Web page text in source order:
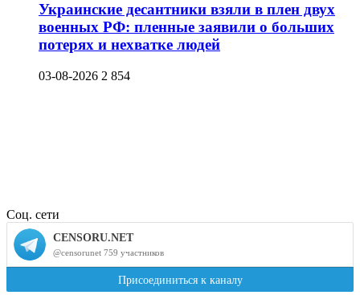
Украинские десантники взяли в плен двух
военных РФ: пленные заявили о больших
потерях и нехватке людей
03-08-2026 2 854
Соц. сети